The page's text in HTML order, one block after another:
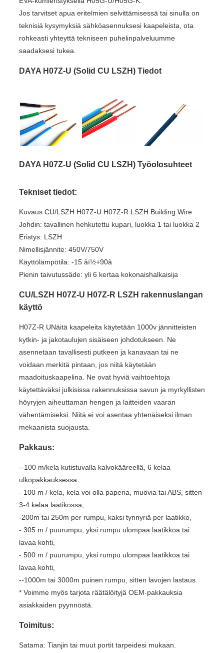
Jos tarvitset apua eritelmien selvittämisessä tai sinulla on
teknisiä kysymyksiä sähköasennuksesi kaapeleista, ota
rohkeasti yhteyttä tekniseen puhelinpalveluumme
saadaksesi tukea.
DAYA H07Z-U (Solid CU LSZH) Tiedot
DAYA H07Z-U (Solid CU LSZH) Työolosuhteet
Tekniset tiedot:
Kuvaus CU/LSZH H07Z-U H07Z-R LSZH Building Wire
Johdin: tavallinen hehkutettu kupari, luokka 1 tai luokka 2
Eristys: LSZH
Nimellisjännite: 450V/750V
Käyttölämpötila: -15 âï½+90â
Pienin taivutussäde: yli 6 kertaa kokonaishalkaisija
CU/LSZH H07Z-U H07Z-R LSZH rakennuslangan
käyttö
H07Z-R UNäitä kaapeleita käytetään 1000v jännitteisten
kytkin- ja jakotaulujen sisäiseen johdotukseen. Ne
asennetaan tavallisesti putkeen ja kanavaan tai ne
voidaan merkitä pintaan, jos niitä käytetään
maadoituskaapelina. Ne ovat hyviä vaihtoehtoja
käytettäväksi julkisissa rakennuksissa savun ja myrkyllisten
höyryjen aiheuttaman hengen ja laitteiden vaaran
vähentämiseksi. Niitä ei voi asentaa yhtenäiseksi ilman
mekaanista suojausta.
Pakkaus:
--100 m/kela kutistuvalla kalvokääreellä, 6 kelaa
ulkopakkauksessa.
- 100 m / kela, kela voi olla paperia, muovia tai ABS, sitten
3-4 kelaa laatikossa,
-200m tai 250m per rumpu, kaksi tynnyriä per laatikko,
- 305 m / puurumpu, yksi rumpu ulompaa laatikkoa tai
lavaa kohti,
- 500 m / puurumpu, yksi rumpu ulompaa laatikkoa tai
lavaa kohti,
--1000m tai 3000m puinen rumpu, sitten lavojen lastaus.
* Voimme myös tarjota räätälöityjä OEM-pakkauksia
asiakkaiden pyynnöstä.
Toimitus:
Satama: Tianjin tai muut portit tarpeidesi mukaan.